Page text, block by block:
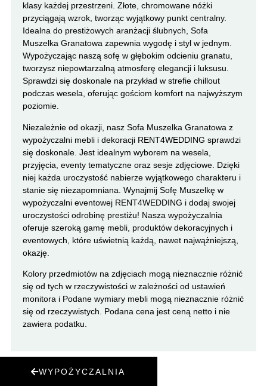
klasy każdej przestrzeni. Złote, chromowane nóżki
przyciągają wzrok, tworząc wyjątkowy punkt centralny.
Idealna do prestiżowych aranżacji ślubnych, Sofa
Muszelka Granatowa zapewnia wygodę i styl w jednym.
Wypożyczając naszą sofę w głębokim odcieniu granatu,
tworzysz niepowtarzalną atmosferę elegancji i luksusu.
Sprawdzi się doskonale na przykład w strefie chillout
podczas wesela, oferując gościom komfort na najwyższym
poziomie.
Niezależnie od okazji, nasz Sofa Muszelka Granatowa z
wypożyczalni mebli i dekoracji RENT4WEDDING sprawdzi
się doskonale. Jest idealnym wyborem na wesela,
przyjęcia, eventy tematyczne oraz sesje zdjęciowe. Dzięki
niej każda uroczystość nabierze wyjątkowego charakteru i
stanie się niezapomniana. Wynajmij Sofę Muszelkę w
wypożyczalni eventowej RENT4WEDDING i dodaj swojej
uroczystości odrobinę prestiżu! Nasza wypożyczalnia
oferuje szeroką gamę mebli, produktów dekoracyjnych i
eventowych, które uświetnią każdą, nawet najwążniejszą,
okazję.
Kolory przedmiotów na zdjęciach mogą nieznacznie różnić
się od tych w rzeczywistości w zależności od ustawień
monitora i Podane wymiary mebli mogą nieznacznie różnić
się od rzeczywistych. Podana cena jest ceną netto i nie
zawiera podatku.
WYPOŻYCZALNIA